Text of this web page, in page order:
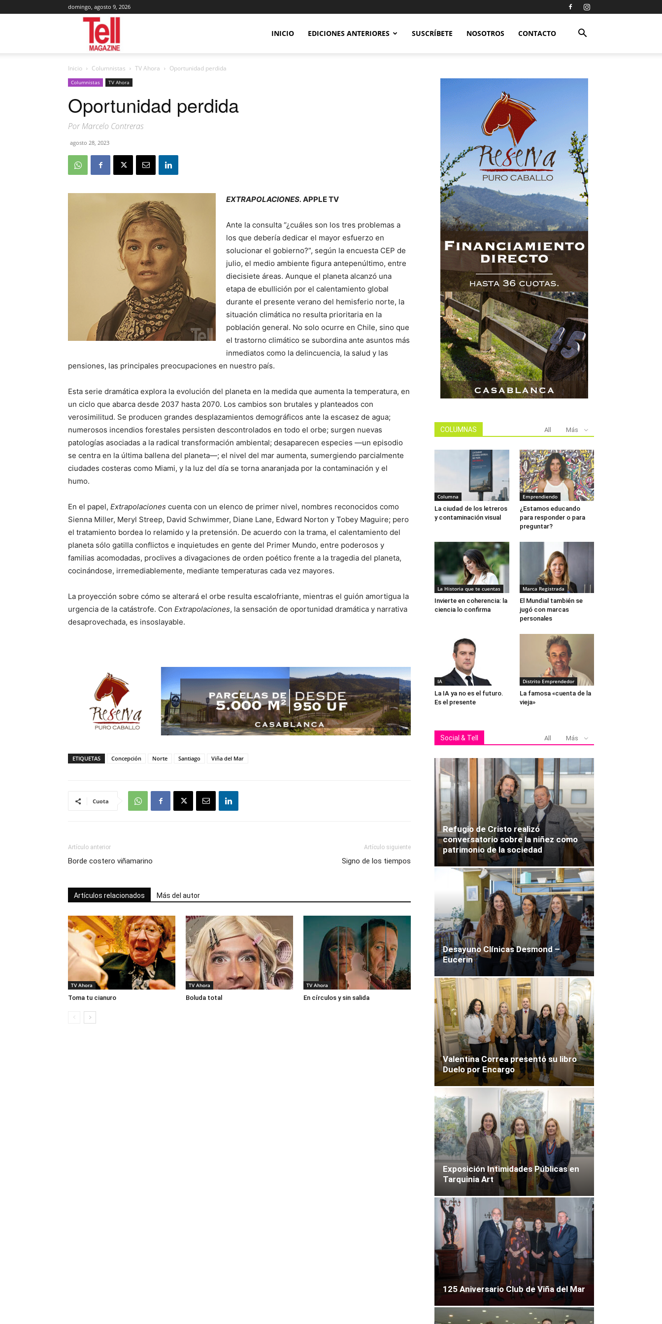
domingo, agosto 9, 2026
Magazine
INICIO EDICIONES ANTERIORES SUSCRÍBETE NOSOTROS CONTACTO
Inicio Columnistas TV Ahora Oportunidad perdida
Columnistas TV Ahora
Oportunidad perdida
Por Marcelo Contreras
agosto 28, 2023
EXTRAPOLACIONES. APPLE TV
Ante la consulta “¿cuáles son los tres problemas a
los que debería dedicar el mayor esfuerzo en
solucionar el gobierno?”, según la encuesta CEP de
julio, el medio ambiente figura antepenúltimo, entre
diecisiete áreas. Aunque el planeta alcanzó una
etapa de ebullición por el calentamiento global
durante el presente verano del hemisferio norte, la
situación climática no resulta prioritaria en la
población general. No solo ocurre en Chile, sino que
el trastorno climático se subordina ante asuntos más
inmediatos como la delincuencia, la salud y las
pensiones, las principales preocupaciones en nuestro país.
Esta serie dramática explora la evolución del planeta en la medida que aumenta la temperatura, en
un ciclo que abarca desde 2037 hasta 2070. Los cambios son brutales y planteados con
verosimilitud. Se producen grandes desplazamientos demográficos ante la escasez de agua;
numerosos incendios forestales persisten descontrolados en todo el orbe; surgen nuevas
patologías asociadas a la radical transformación ambiental; desaparecen especies —un episodio
se centra en la última ballena del planeta—; el nivel del mar aumenta, sumergiendo parcialmente
ciudades costeras como Miami, y la luz del día se torna anaranjada por la contaminación y el
humo.
En el papel, Extrapolaciones cuenta con un elenco de primer nivel, nombres reconocidos como
Sienna Miller, Meryl Streep, David Schwimmer, Diane Lane, Edward Norton y Tobey Maguire; pero
el tratamiento bordea lo relamido y la pretensión. De acuerdo con la trama, el calentamiento del
planeta sólo gatilla conflictos e inquietudes en gente del Primer Mundo, entre poderosos y
familias acomodadas, proclives a divagaciones de orden poético frente a la tragedia del planeta,
cocinándose, irremediablemente, mediante temperaturas cada vez mayores.
La proyección sobre cómo se alterará el orbe resulta escalofriante, mientras el guión amortigua la
urgencia de la catástrofe. Con Extrapolaciones, la sensación de oportunidad dramática y narrativa
desaprovechada, es insoslayable.
ETIQUETAS Concepción Norte Santiago Viña del Mar
Cuota
Artículo anterior
Borde costero viñamarino
Artículo siguiente
Signo de los tiempos
Artículos relacionados Más del autor
TV Ahora
Toma tu cianuro
TV Ahora
Boluda total
TV Ahora
En círculos y sin salida
COLUMNAS All Más
Columna
La ciudad de los letreros
y contaminación visual
Emprendiendo
¿Estamos educando
para responder o para
preguntar?
La Historia que te cuentas
Invierte en coherencia: la
ciencia lo confirma
Marca Registrada
El Mundial también se
jugó con marcas
personales
IA
La IA ya no es el futuro.
Es el presente
Distrito Emprendedor
La famosa «cuenta de la
vieja»
Social & Tell All Más
Refugio de Cristo realizó
conversatorio sobre la niñez como
patrimonio de la sociedad
Desayuno Clínicas Desmond –
Eucerin
Valentina Correa presentó su libro
Duelo por Encargo
Exposición Intimidades Públicas en
Tarquinia Art
125 Aniversario Club de Viña del Mar